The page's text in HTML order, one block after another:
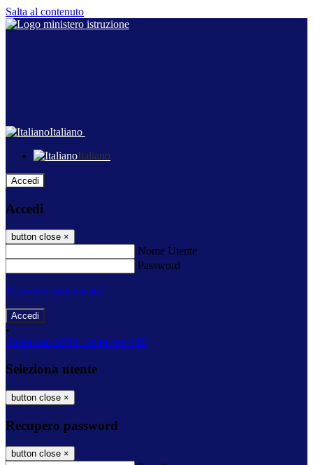
Salta al contenuto
Italiano
Italiano
Accedi
Accedi
button close ×
Nome Utente
Password
Password dimenticata?
-
Entra con SPID Entra con CIE
Seleziona utente
button close ×
Recupero password
button close ×